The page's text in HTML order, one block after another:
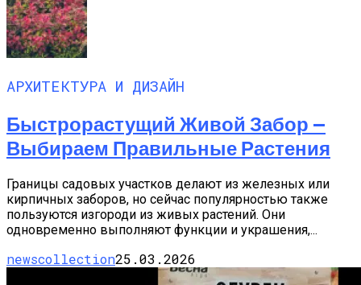
АРХИТЕКТУРА И ДИЗАЙН
Быстрорастущий Живой Забор —
Выбираем Правильные Растения
Границы садовых участков делают из железных или
кирпичных заборов, но сейчас популярностью также
пользуются изгороди из живых растений. Они
одновременно выполняют функции и украшения,...
newscollection25.03.2026